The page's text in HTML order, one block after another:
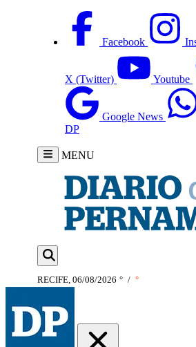
Facebook
X (Twitter) Youtube
Google News
DP
MENU
RECIFE, 06/08/2026 ° / °